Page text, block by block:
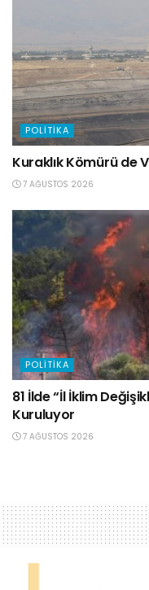
POLITIKA
Kuraklık Kömürü de
7 AĞUSTOS 2026
POLITIKA
81 İlde “İl İklim
Kuruluyor
7 AĞUSTOS 2026